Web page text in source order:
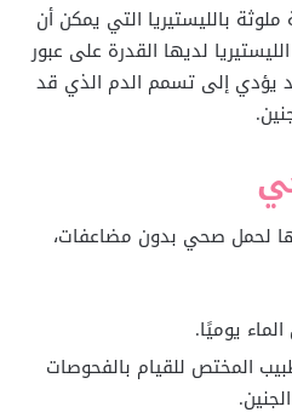
بالليستيريا التي يمكن أن
لديها القدرة على عبور
يؤدي إلى تسمم الدم الذي قد
لحمل صحي بدون مضاعفات،
المختص للقيام بالفحوصات